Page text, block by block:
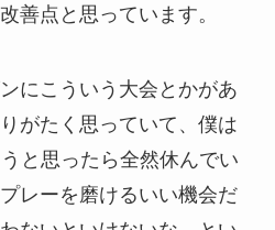
善点と思っています。
にこういう大会とかがあ
がたく思っていて、僕は
と思ったら全然休んでい
レーを磨けるいい機会だ